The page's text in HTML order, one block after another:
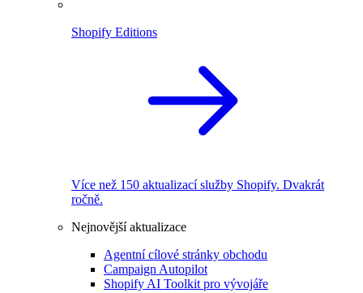
Shopify Editions
Více než 150 aktualizací služby Shopify. Dvakrát
ročně.
Nejnovější aktualizace
Agentní cílové stránky obchodu
Campaign Autopilot
Shopify AI Toolkit pro vývojáře